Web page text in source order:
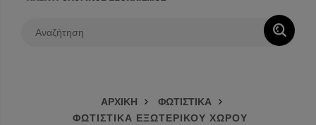
ΑΡΧΙΚΗ
ΦΩΤΙΣΤΙΚΑ
ΦΩΤΙΣΤΙΚΑ ΕΞΩΤΕΡΙΚΟΥ ΧΩΡΟΥ